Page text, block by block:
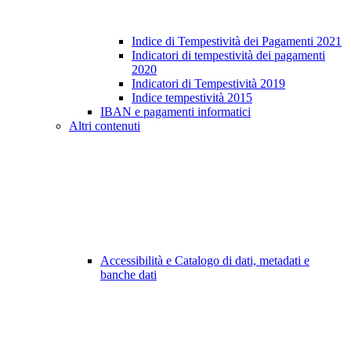
Indice di Tempestività dei Pagamenti 2021
Indicatori di tempestività dei pagamenti
2020
Indicatori di Tempestività 2019
Indice tempestività 2015
IBAN e pagamenti informatici
Altri contenuti
Accessibilità e Catalogo di dati, metadati e
banche dati